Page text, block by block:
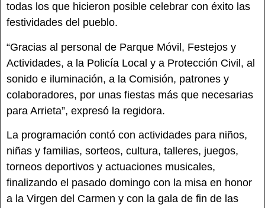
todas los que hicieron posible celebrar con éxito las
festividades del pueblo.
“Gracias al personal de Parque Móvil, Festejos y
Actividades, a la Policía Local y a Protección Civil, al
sonido e iluminación, a la Comisión, patrones y
colaboradores, por unas fiestas más que necesarias
para Arrieta”, expresó la regidora.
La programación contó con actividades para niños,
niñas y familias, sorteos, cultura, talleres, juegos,
torneos deportivos y actuaciones musicales,
finalizando el pasado domingo con la misa en honor
a la Virgen del Carmen y con la gala de fin de las